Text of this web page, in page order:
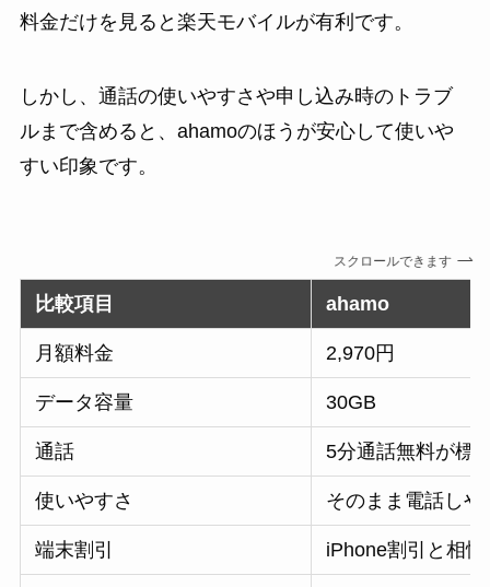
料金だけを見ると楽天モバイルが有利です。
しかし、通話の使いやすさや申し込み時のトラブ
ルまで含めると、ahamoのほうが安心して使いや
すい印象です。
スクロールできます
比較項目 ahamo
月額料金 2,970円
データ容量 30GB
通話 5分通話無料が標
使いやすさ そのまま電話しや
端末割引 iPhone割引と相